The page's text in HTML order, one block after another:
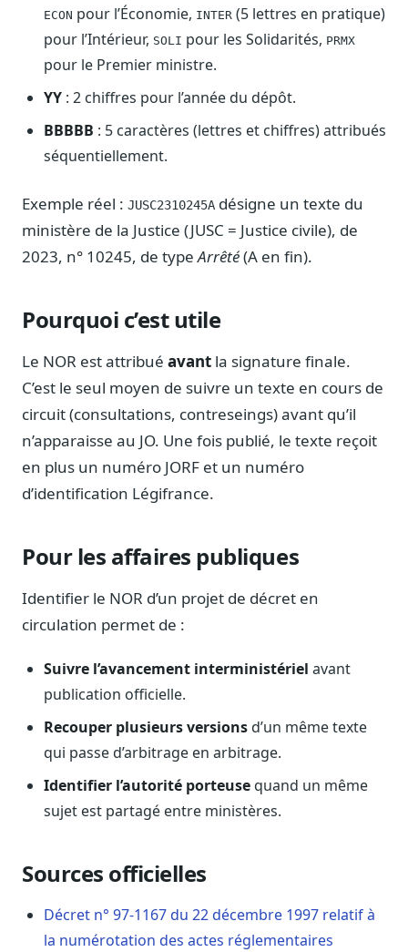
Préparez vos interventions et amendements
Journalistes
Veille en temps réel, embeds pour vos contenus
Chercheurs
Suivi par secteur
11 secteurs : énergie, santé, finance, numérique…
Cas d'usage concrets
Six cas pour gagner du temps
Conseil (Advisory)
Guides pratiques
Blog & Podcast Hémicycle
Analyses, méthodes, coulisses
Lexique parlementaire
Glossaire affaires publiques
Lexique par thème métier
Sources couvertes
23 flux indexés
Le changelog mensuel
Public Sénat, ONG, cabinets
Qui sommes-nous
Méthode, valeurs et équipe
Charte IA
Hébergement européen, RGPD
Presse
Kit média, contacts
ECON pour l’Économie, INTER (5 lettres en pratique)
pour l’Intérieur, SOLI pour les Solidarités, PRMX
pour le Premier ministre.
YY : 2 chiffres pour l’année du dépôt.
BBBBB : 5 caractères (lettres et chiffres) attribués
séquentiellement.
Exemple réel : JUSC2310245A désigne un texte du
ministère de la Justice (JUSC = Justice civile), de
2023, n° 10245, de typeArrêté(A en fin).
Pourquoi c’est utile
Le NOR est attribué avant la signature finale.
C’est le seul moyen de suivre un texte en cours de
circuit (consultations, contreseings) avant qu’il
n’apparaisse au JO. Une fois publié, le texte reçoit
en plus un numéro JORF et un numéro
d’identification Légifrance.
Pour les affaires publiques
Identifier le NOR d’un projet de décret en
circulation permet de :
Suivre l’avancement interministériel avant
publication officielle.
Recouper plusieurs versionsd’un même texte
qui passe d’arbitrage en arbitrage.
Identifier l’autorité porteusequand un même
sujet est partagé entre ministères.
Sources officielles
Décret n° 97-1167 du 22 décembre 1997 relatif à
la numérotation des actes réglementaires